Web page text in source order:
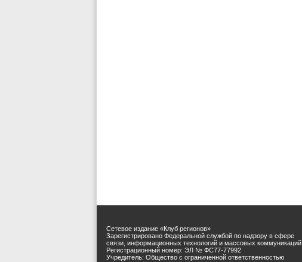
Сетевое издание «Клуб регионов»
Зарегистрировано Федеральной службой по надзору в сфере
связи, информационных технологий и массовых коммуникаций.
Регистрационный номер: ЭЛ № ФС77-77992
Учредитель: Общество с ограниченной ответственностью